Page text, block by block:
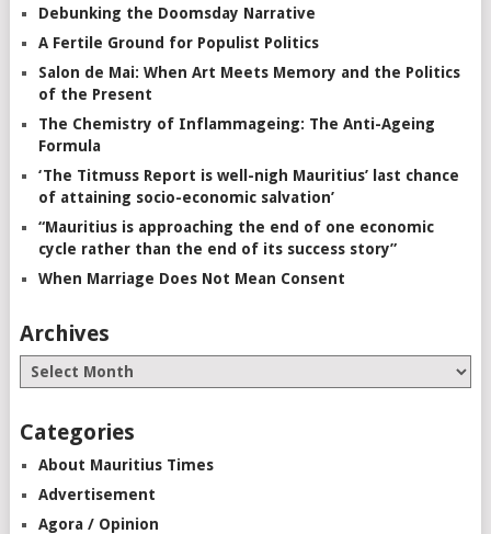
Debunking the Doomsday Narrative
A Fertile Ground for Populist Politics
Salon de Mai: When Art Meets Memory and the Politics
of the Present
The Chemistry of Inflammageing: The Anti-Ageing
Formula
‘The Titmuss Report is well-nigh Mauritius’ last chance
of attaining socio-economic salvation’
“Mauritius is approaching the end of one economic
cycle rather than the end of its success story”
When Marriage Does Not Mean Consent
Archives
Categories
About Mauritius Times
Advertisement
Agora / Opinion